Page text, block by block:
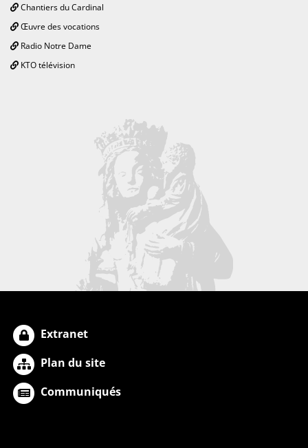
Chantiers du Cardinal
Œuvre des vocations
Radio Notre Dame
KTO télévision
Extranet
Plan du site
Communiqués